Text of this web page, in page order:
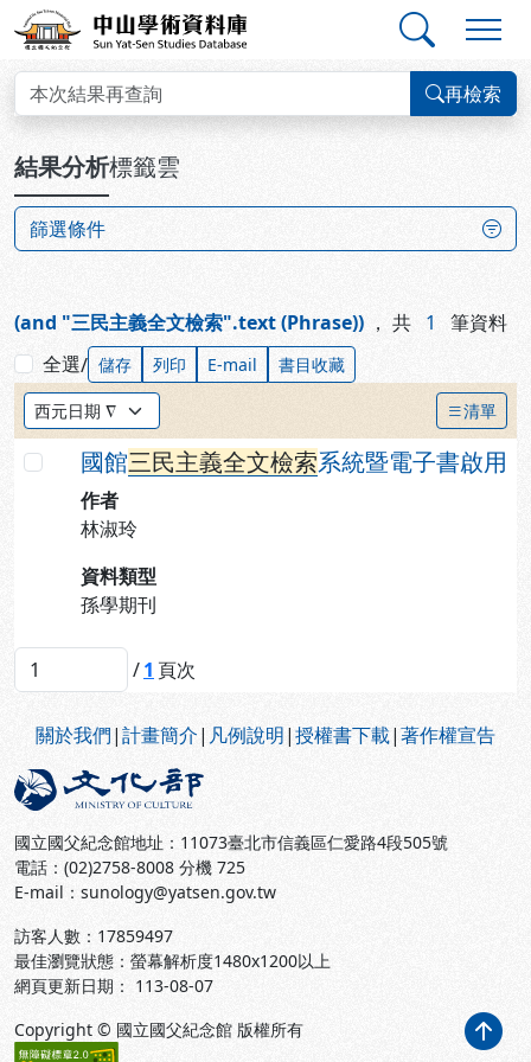
跳到主要內容
中山學術資料庫
查詢結果
再檢索
結果分析標籤雲
篩選條件
(and "三民主義全文檢索".text (Phrase)) ， 共 1
筆資料
全選/ 儲存 列印 E-mail 書目收藏
排序方式： 清單
勾選
國館三民主義全文檢索系統暨電子書啟用
作者
林淑玲
資料類型
孫學期刊
/1 頁次
關於我們|計畫簡介| 凡例說明|授權書下載|著作權宣告
國立國父紀念館地址：11073臺北市信義區仁愛路4段505號
電話：(02)2758-8008 分機 725
E-mail：sunology@yatsen.gov.tw
訪客人數： 17859497
最佳瀏覽狀態：螢幕解析度1480x1200以上
網頁更新日期： 113-08-07
Copyright © 國立國父紀念館 版權所有